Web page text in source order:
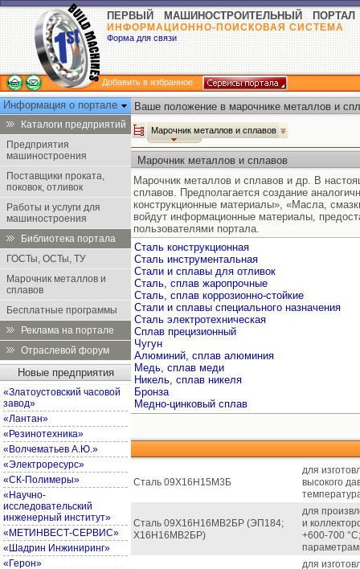
ПЕРВЫЙ МАШИНОСТРОИТЕЛЬНЫЙ ПОРТАЛ
ИНФОРМАЦИОННО-ПОИСКОВАЯ СИСТЕМА
Форма для связи
Добавить в избранное
Информация о портале
Каталоги предприятий
Предприятия
машиностроения
Поставщики проката,
поковок, отливок
Работы и услуги для
машиностроения
Библиотека портала
ГОСТы, ОСТы, ТУ
Марочник металлов и
сплавов
Бесплатные программы
Реклама на портале
Отраслевой форум
Новые предприятия
«Златоустовский часовой
завод»
«Лантан»
«Резинотехника»
«Волчематьев А.Ю.»
«Электроресурс»
«СК-Полимеры»
«Научно-
исследовательский
инженерный институт»
«МЕТИНВЕСТ-СЕРВИС»
«Шадрин Инжиниринг»
«Герон»
Ваше положение в марочнике металлов и
Марочник металлов и сплавов
Марочник металлов и сплавов
Марочник металлов и сплавов и др. В
сплавов. Предполагается создание
конструкционные материалы», «Масла,
войдут информационные материалы,
пользователями портала.
Сталь конструкционная
Сталь инструментальная
Стали и сплавы для отливок
Сталь, сплав жаропрочные
Сталь, сплав коррозионно-стойкие
Стали и сплавы специального назначения
Сталь электротехническая
Сплав прецизионный
Чугун
Алюминий, сплав алюминия
Медь, сплав меди
Никель, сплав никеля
Бронза
Медно-цинковый сплав
Сталь 09Х16Н15М3Б
для
высокого
Сталь 09Х16Н16МВ2БР (ЭП184;
Х16Н16МВ2БР)
для
и
+600-700
для